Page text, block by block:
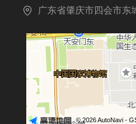
广东省肇庆市四会市东